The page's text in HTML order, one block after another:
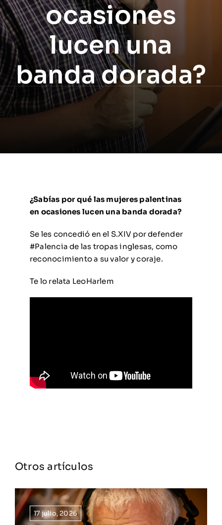
ocasiones
lucen una
banda dorada?
¿Sabías por qué las mujeres palentinas
en ocasiones lucen una banda dorada?
Se les concedió en el S.XIV por defender
#Palencia de las tropas inglesas, como
reconocimiento a su valor y coraje.
Te lo relata LeoHarlem
Otros artículos
17 julio, 2026